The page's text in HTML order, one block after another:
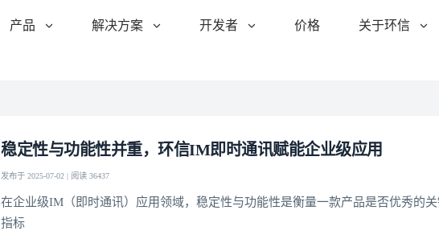
产品 解决方案 开发者 价格 关于环信
稳定性与功能性并重，环信IM即时通讯赋能企业级应用
发布于 2025-07-02 | 阅读 36437
在企业级IM（即时通讯）应用领域，稳定性与功能性是衡量一款产品是否优秀的
指标